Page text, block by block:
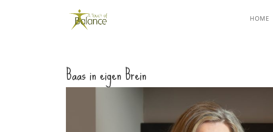
HOME
Baas in eigen Brein